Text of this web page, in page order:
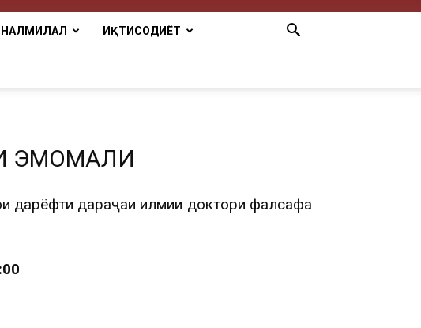
ИҚТИСОДИЁТ
ЭМОМАЛИ
дарёфти дараҷаи илмии доктори фалсафа